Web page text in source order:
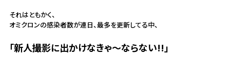
それはともかく、
オミクロンの感染者数が連日、最多を更新してる中、
「新人撮影に出かけなきゃ～ならない!!」